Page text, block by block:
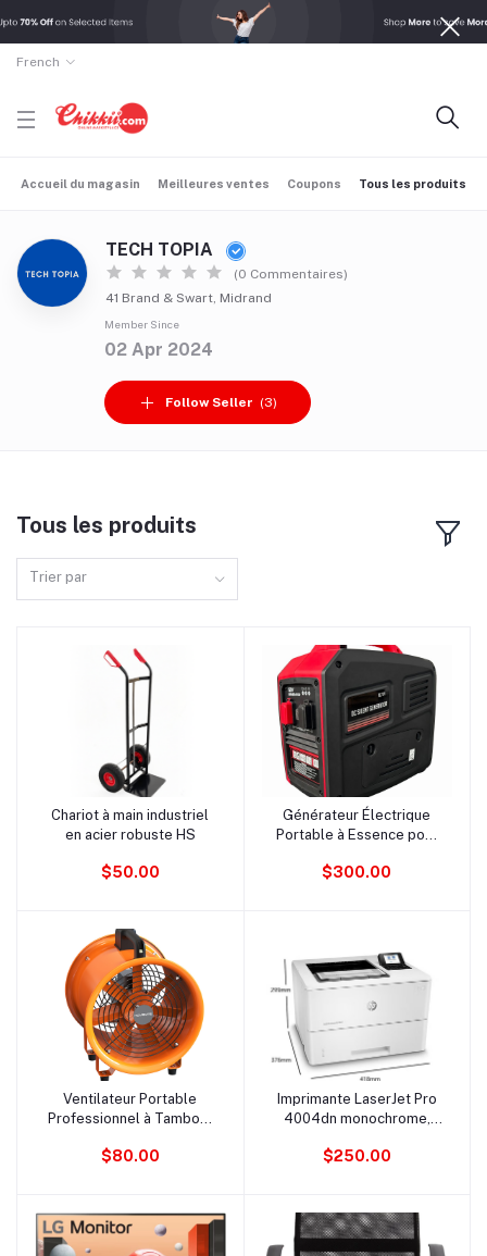
French
Accueil du magasin Meilleures ventes Coupons Tous les produits
TECH TOPIA
(0 Commentaires)
41 Brand & Swart, Midrand
Member Since
02 Apr 2024
Follow Seller (3)
Tous les produits
Trier par
Ajouter au panier
Chariot à main industriel
en acier robuste HS
$50.00
Ajouter au panier
Générateur Électrique
Portable à Essence pour
Moteur 80i, Réservoir de
$300.00
Ajouter au panier
Ventilateur Portable
Professionnel à Tambour
Industriel – Débit d'Air
Usage Commercial
$80.00
Ajouter au panier
Imprimante LaserJet Pro
4004dn monochrome,
impression mobile, idéale
$250.00